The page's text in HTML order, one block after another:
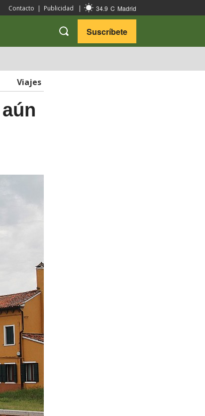
Contacto | Publicidad | 34.9 C Madrid
Suscríbete
Viajes